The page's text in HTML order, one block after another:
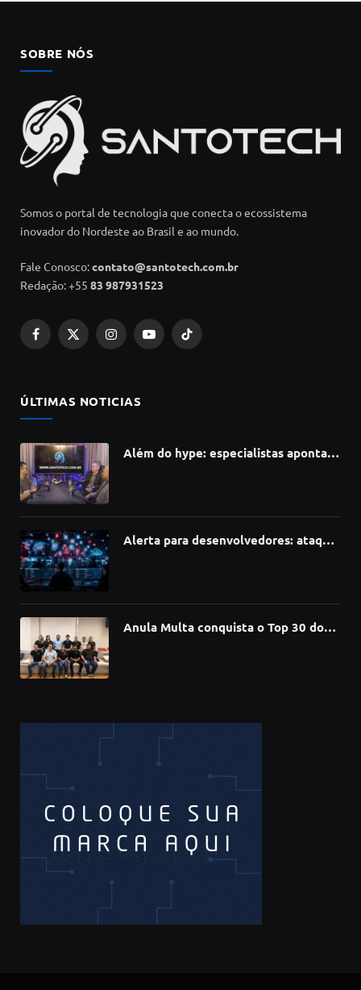
SOBRE NÓS
Somos o portal de tecnologia que conecta o ecossistema
inovador do Nordeste ao Brasil e ao mundo.
Fale Conosco:contato@santotech.com.br
Redação: +55 83 987931523
Facebook
X
InstagramYouTubeTikTok
ÚLTIMAS NOTICIAS
Além do hype: especialistas apontam
Alerta para desenvolvedores: ataque
Anula Multa conquista o Top 30 do